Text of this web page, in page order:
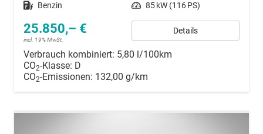
Kraftstoff Benzin Leistung 85 kW (116 PS)
25.850,– €
incl. 19% MwSt.
Details
Verbrauch kombiniert: 5,80 l/100km
CO2-Klasse: D
CO2-Emissionen: 132,00 g/km